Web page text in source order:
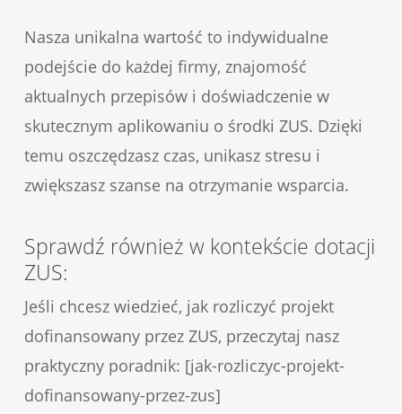
Nasza unikalna wartość to indywidualne
podejście do każdej firmy, znajomość
aktualnych przepisów i doświadczenie w
skutecznym aplikowaniu o środki ZUS. Dzięki
temu oszczędzasz czas, unikasz stresu i
zwiększasz szanse na otrzymanie wsparcia.
Sprawdź również w kontekście dotacji
ZUS:
Jeśli chcesz wiedzieć, jak rozliczyć projekt
dofinansowany przez ZUS, przeczytaj nasz
praktyczny poradnik: [jak-rozliczyc-projekt-
dofinansowany-przez-zus]